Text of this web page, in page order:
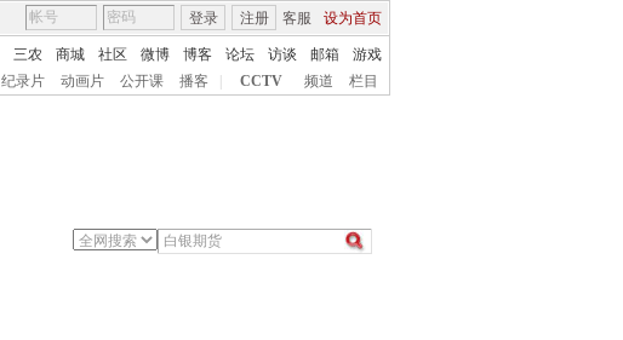
客服 设为首页
登录 注册
三农 商城 社区 微博 博客 论坛 访谈 邮箱
游戏
纪录片 动画片 公开课 播客 CCTV 频道 栏目